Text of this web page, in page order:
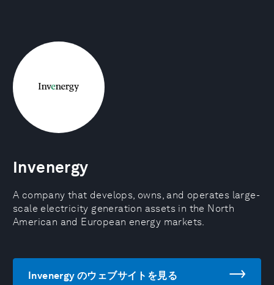
Invenergy
A company that develops, owns, and operates large-
scale electricity generation assets in the North
American and European energy markets.
Invenergy のウェブサイトを見る